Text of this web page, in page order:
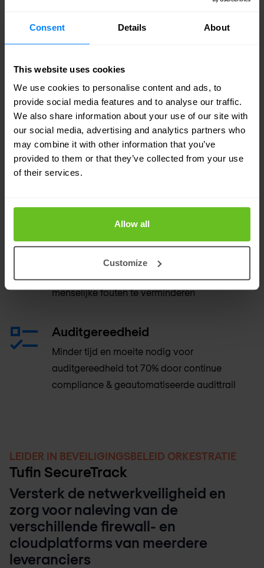
Consent Details About
This website uses cookies
We use cookies to personalise content and ads, to
provide social media features and to analyse our traffic.
We also share information about your use of our site with
our social media, advertising and analytics partners who
may combine it with other information that you’ve
provided to them or that they’ve collected from your use
of their services.
Allow all
Customize
Workflows
Maak gebruik van flexibele, aanpasbare
enterprise ITSM-processen
Vergroot de controle
Vergroot de controle met een verenigde
console die alle toonaangevende enterprise-
platforms ondersteunt: traditionele netwerken
Provisioning
Zorg voor geautomatiseerde provisioning en
end-to-end orkestratie voor omgevingen met
menselijke fouten te verminderen
Auditgereedheid
Minder tijd en moeite nodig voor
auditgereedheid tot 70% door continue
compliance & geautomatiseerde audittrail
LEIDER IN BEVEILIGINGSBELEID ORKESTRATIE
Tufin SecureTrack
Versterk de netwerkveiligheid en
zorg voor naleving van de
verschillende firewall- en
cloudplatforms van meerdere
leveranciers